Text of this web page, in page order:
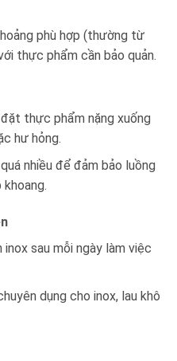
phù hợp (thường từ
thực phẩm cần bảo quản.
thực phẩm nặng xuống
hư hỏng.
nhiều để đảm bảo luồng
sau mỗi ngày làm việc
dụng cho inox, lau khô